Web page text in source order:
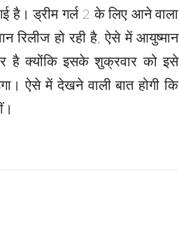
है। ड्रीम गर्ल 2 के लिए आने वाला
रिलीज हो रही है, ऐसे में आयुष्मान
है क्योंकि इसके शुक्रवार को इसे
ऐसे में देखने वाली बात होगी कि